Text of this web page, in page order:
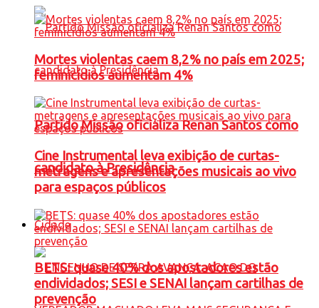
Partido Missão oficializa Renan Santos como
candidato à Presidência
Cidade
Mortes violentas caem 8,2% no país em 2025;
feminicídios aumentam 4%
Cine Instrumental leva exibição de curtas-
metragens e apresentações musicais ao vivo
para espaços públicos
BETS: quase 40% dos apostadores estão
endividados; SESI e SENAI lançam cartilhas de
prevenção